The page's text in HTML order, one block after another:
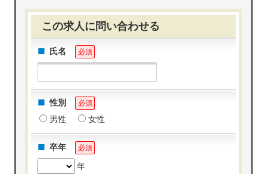
この求人に問い合わせる
氏名 必須
性別 必須
男性 女性
卒年 必須
年